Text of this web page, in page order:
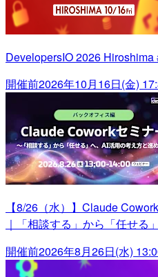
DevelopersIO 2026
開催前2026年10月16日(金)
【8/26（水）】Claude
｜「相談する」から「任せる
開催前2026年8月26日(水)